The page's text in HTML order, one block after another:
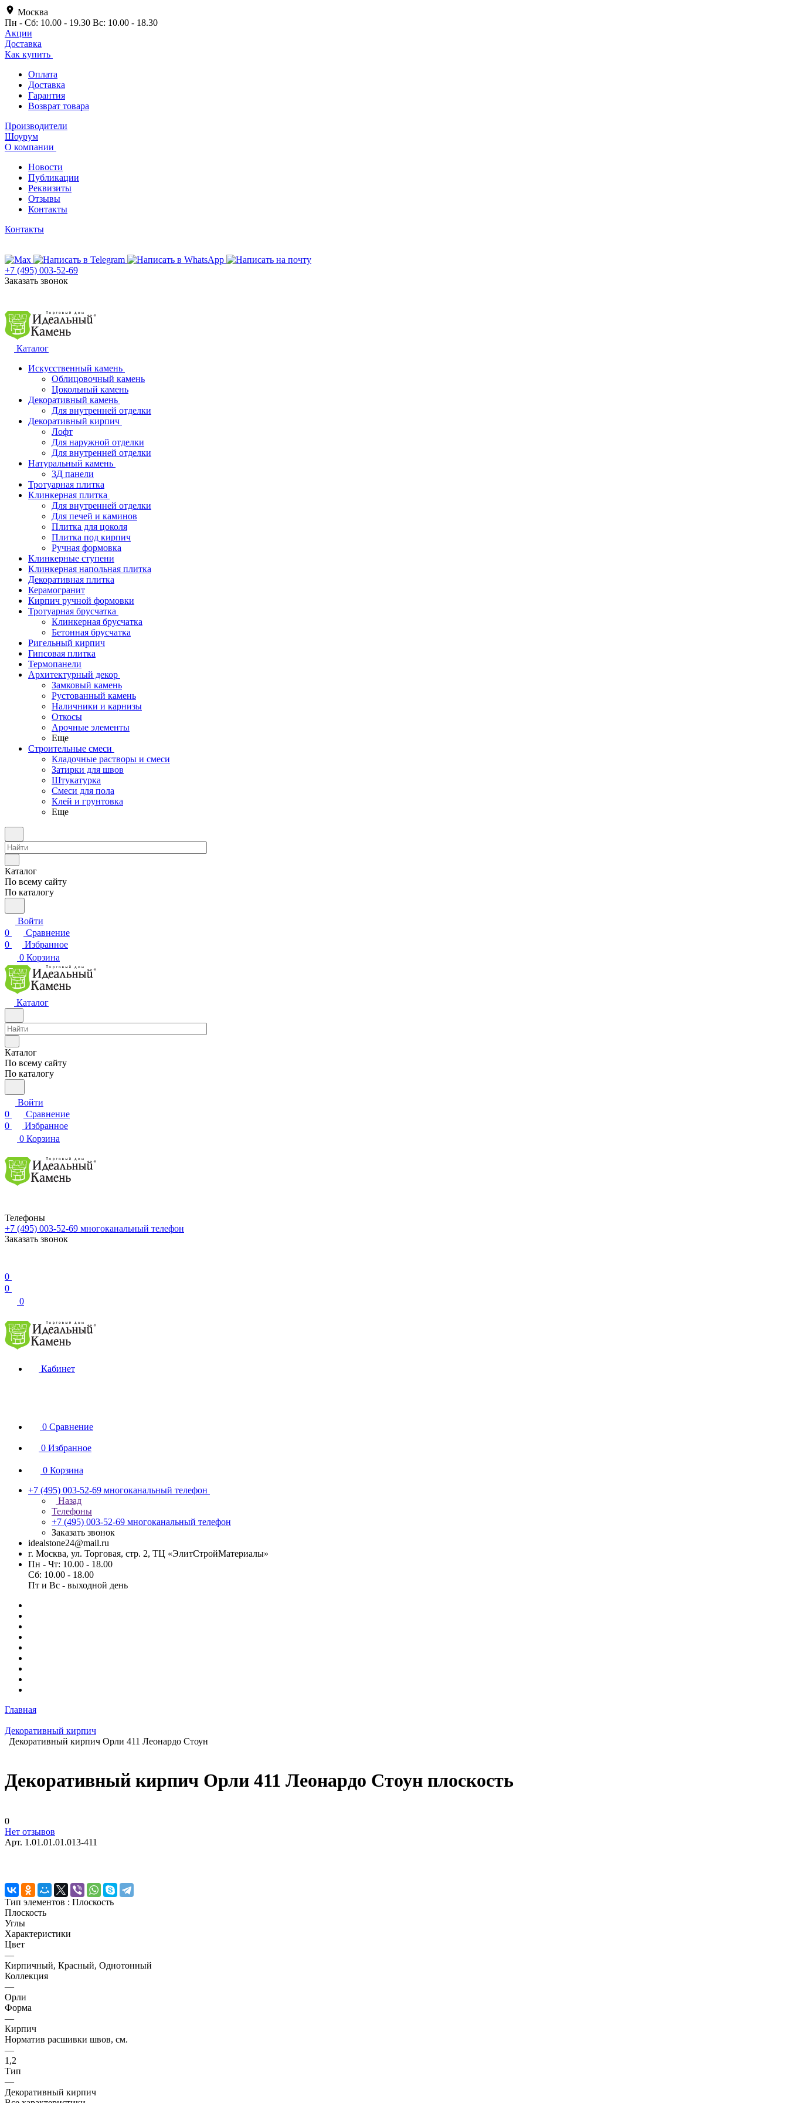
Москва
Пн - Сб: 10.00 - 19.30 Вс: 10.00 - 18.30
Акции
Доставка
Как купить
Оплата
Доставка
Гарантия
Возврат товара
Производители
Шоурум
О компании
Новости
Публикации
Реквизиты
Отзывы
Контакты
Контакты
+7 (495) 003-52-69
Заказать звонок
Каталог
Искусственный камень
Облицовочный камень
Цокольный камень
Декоративный камень
Для внутренней отделки
Декоративный кирпич
Лофт
Для наружной отделки
Для внутренней отделки
Натуральный камень
3Д панели
Тротуарная плитка
Клинкерная плитка
Для внутренней отделки
Для печей и каминов
Плитка для цоколя
Плитка под кирпич
Ручная формовка
Клинкерные ступени
Клинкерная напольная плитка
Декоративная плитка
Керамогранит
Кирпич ручной формовки
Тротуарная брусчатка
Клинкерная брусчатка
Бетонная брусчатка
Ригельный кирпич
Гипсовая плитка
Термопанели
Архитектурный декор
Замковый камень
Рустованный камень
Наличники и карнизы
Откосы
Арочные элементы
Еще
Строительные смеси
Кладочные растворы и смеси
Затирки для швов
Штукатурка
Смеси для пола
Клей и грунтовка
Еще
Каталог
По всему сайту
По каталогу
Войти
0
Сравнение
0
Избранное
0 Корзина
Каталог
Каталог
По всему сайту
По каталогу
Войти
0
Сравнение
0
Избранное
0 Корзина
Телефоны
+7 (495) 003-52-69 многоканальный телефон
Заказать звонок
0
0
0
Кабинет
0 Сравнение
0 Избранное
0 Корзина
+7 (495) 003-52-69 многоканальный телефон
Назад
Телефоны
+7 (495) 003-52-69 многоканальный телефон
Заказать звонок
idealstone24@mail.ru
г. Москва, ул. Торговая, стр. 2, ТЦ «ЭлитСтройМатериалы»
Пн - Чт: 10.00 - 18.00
Сб: 10.00 - 18.00
Пт и Вс - выходной день
Главная
Декоративный кирпич
Декоративный кирпич Орли 411 Леонардо Стоун
Декоративный кирпич Орли 411 Леонардо Стоун плоскость
0
Нет отзывов
Арт. 1.01.01.01.013-411
Тип элементов : Плоскость
Плоскость
Углы
Характеристики
Цвет
—
Кирпичный, Красный, Однотонный
Коллекция
—
Орли
Форма
—
Кирпич
Норматив расшивки швов, см.
—
1,2
Тип
—
Декоративный кирпич